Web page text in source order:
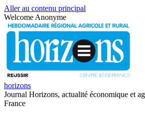
Aller au contenu principal
Welcome Anonyme
horizons
Journal Horizons, actualité économique et
France